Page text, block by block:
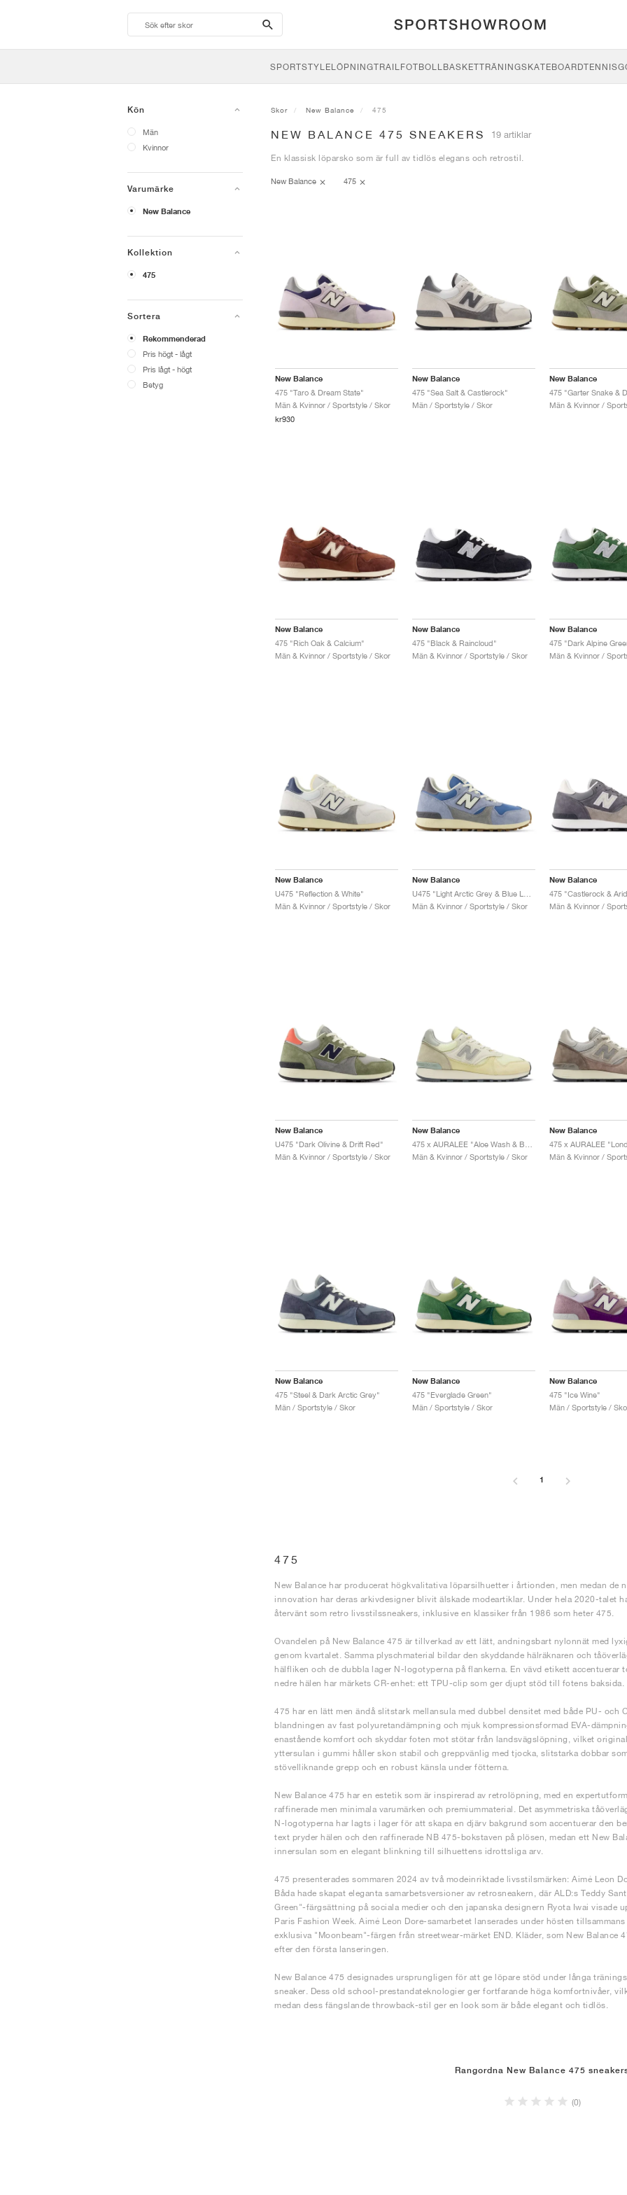
search-
btn
SPORTSTYLELÖPNINGTRAILFOTBOLLBASKETTRÄNINGSKATEBOARDTENNIS
Kön
Män
Kvinnor
Varumärke
New Balance
Kollektion
475
Sortera
Rekommenderad
Pris högt - lågt
Pris lågt - högt
Betyg
Skor New Balance 475
NEW BALANCE 475 SNEAKERS 19 artiklar
En klassisk löparsko som är full av tidlös elegans och retrostil.
New Balance 475
New Balance
475 "Taro & Dream State"
Män & Kvinnor / Sportstyle / Skor
kr930
New Balance
475 "Sea Salt & Castlerock"
Män / Sportstyle / Skor
New Balance
475 "Garter Snake &
Män & Kvinnor /
New Balance
475 "Rich Oak & Calcium"
Män & Kvinnor / Sportstyle / Skor
New Balance
475 "Black & Raincloud"
Män & Kvinnor / Sportstyle / Skor
New Balance
Män & Kvinnor /
New Balance
U475 "Reflection & White"
Män & Kvinnor / Sportstyle / Skor
New Balance
Män & Kvinnor / Sportstyle / Skor
New Balance
475 "Castlerock &
Män & Kvinnor /
New Balance
U475 "Dark Olivine & Drift Red"
Män & Kvinnor / Sportstyle / Skor
New Balance
Män & Kvinnor / Sportstyle / Skor
New Balance
475 x AURALEE
Män & Kvinnor /
New Balance
475 "Steel & Dark Arctic Grey"
Män / Sportstyle / Skor
New Balance
475 "Everglade Green"
Män / Sportstyle / Skor
New Balance
475 "Ice Wine"
Män / Sportstyle /
1
475
New Balance har producerat högkvalitativa löparsilhuetter i årtionden, men medan de
innovation har deras arkivdesigner blivit älskade modeartiklar. Under hela 2020-talet
återvänt som retro livsstilssneakers, inklusive en klassiker från 1986 som heter 475.
Ovandelen på New Balance 475 är tillverkad av ett lätt, andningsbart nylonnät med
genom kvartalet. Samma plyschmaterial bildar den skyddande hälräknaren och
hälfliken och de dubbla lager N-logotyperna på flankerna. En vävd etikett accentuerar
nedre hälen har märkets CR-enhet: ett TPU-clip som ger djupt stöd till fotens baksida.
475 har en lätt men ändå slitstark mellansula med dubbel densitet med både PU- och
blandningen av fast polyuretandämpning och mjuk kompressionsformad EVA-
enastående komfort och skyddar foten mot stötar från landsvägslöpning, vilket
yttersulan i gummi håller skon stabil och greppvänlig med tjocka, slitstarka dobbar
stövelliknande grepp och en robust känsla under fötterna.
New Balance 475 har en estetik som är inspirerad av retrolöpning, med en
raffinerade men minimala varumärken och premiummaterial. Det asymmetriska
N-logotyperna har lagts i lager för att skapa en djärv bakgrund som accentuerar den
text pryder hälen och den raffinerade NB 475-bokstaven på plösen, medan ett New
innersulan som en elegant blinkning till silhuettens idrottsliga arv.
475 presenterades sommaren 2024 av två modeinriktade livsstilsmärken: Aimé Leon
Båda hade skapat eleganta samarbetsversioner av retrosneakern, där ALD:s Teddy
Green"-färgsättning på sociala medier och den japanska designern Ryota Iwai visade
Paris Fashion Week. Aimé Leon Dore-samarbetet lanserades under hösten
exklusiva "Moonbeam"-färgen från streetwear-märket END. Kläder, som New Balance
efter den första lanseringen.
New Balance 475 designades ursprungligen för att ge löpare stöd under långa
sneaker. Dess old school-prestandateknologier ger fortfarande höga komfortnivåer,
medan dess fängslande throwback-stil ger en look som är både elegant och tidlös.
Rangordna New Balance 475
(0)